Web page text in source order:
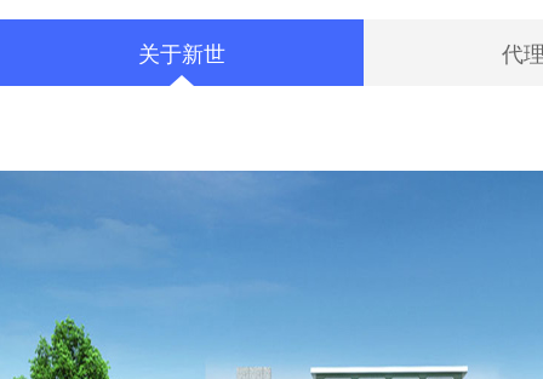
关于新世 代